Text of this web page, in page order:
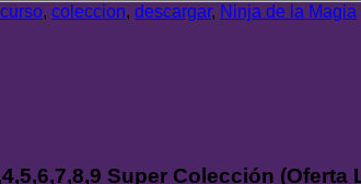
, coleccion, descargar, Ninja de la Magia
Super Colección (Oferta